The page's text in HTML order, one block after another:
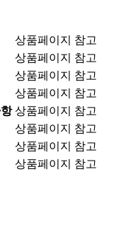
상품페이지 참고
상품페이지 참고
상품페이지 참고
상품페이지 참고
상품페이지 참고
상품페이지 참고
상품페이지 참고
상품페이지 참고